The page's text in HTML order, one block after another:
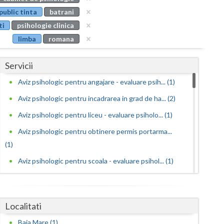
Buzau
Calarasi
Caras-Severin
Constanta
Galati
public tinta
batrani
psihologie clinica
limba
romana
Servicii
Aviz psihologic pentru angajare - evaluare psih... (1)
Aviz psihologic pentru incadrarea in grad de ha... (2)
Aviz psihologic pentru liceu - evaluare psiholo... (1)
Aviz psihologic pentru obtinere permis portarma...
(1)
Aviz psihologic pentru scoala - evaluare psihol... (1)
Consiliere psihologica (2)
Localitati
Baia Mare (1)